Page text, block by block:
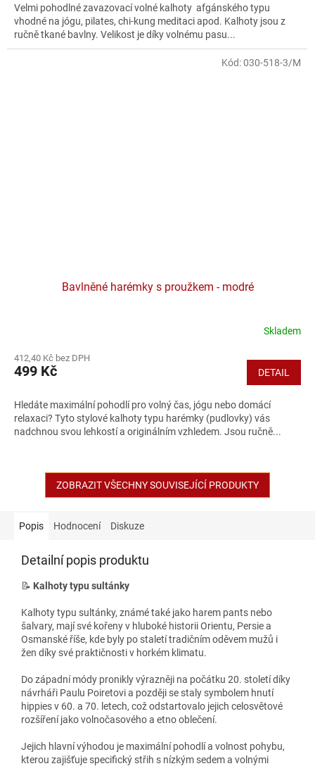
z
5
hvězdiček.
Velmi pohodlné zavazovací volné kalhoty afgánského typu
vhodné na jógu, pilates, chi-kung meditaci apod. Kalhoty jsou z
ručně tkané bavlny. Velikost je díky volnému pasu...
Bavlněné harémky s proužkem - modré
Skladem
412,40 Kč bez DPH
499 Kč DETAIL
Hledáte maximální pohodlí pro volný čas, jógu nebo domácí
relaxaci? Tyto stylové kalhoty typu harémky (pudlovky) vás
nadchnou svou lehkostí a originálním vzhledem. Jsou ručně...
Kód:030-518-3/M
ZOBRAZIT VŠECHNY SOUVISEJÍCÍ PRODUKTY
Popis Hodnocení Diskuze
Detailní popis produktu
📝 Kalhoty typu sultánky
Kalhoty typu sultánky, známé také jako harem pants nebo
šalvary, mají své kořeny v hluboké historii Orientu, Persie a
Osmanské říše, kde byly po staletí tradičním oděvem mužů i
žen díky své praktičnosti v horkém klimatu.
Do západní módy pronikly výrazněji na počátku 20. století díky
návrháři Paulu Poiretovi a později se staly symbolem hnutí
hippies v 60. a 70. letech, což odstartovalo jejich celosvětové
rozšíření jako volnočasového a etno oblečení.
Jejich hlavní výhodou je maximální pohodlí a volnost pohybu,
kterou zajišťuje specifický střih s nízkým sedem a volnými